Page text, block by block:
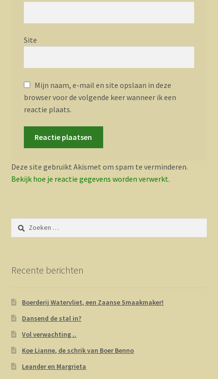
Site
Mijn naam, e-mail en site opslaan in deze
browser voor de volgende keer wanneer ik een
reactie plaats.
Deze site gebruikt Akismet om spam te verminderen.
Bekijk hoe je reactie gegevens worden verwerkt.
Zoeken
naar:
Recente berichten
Boerderij Watervliet, een Zaanse Smaakmaker!
Dansend de stal in?
Vol verwachting ..
Koe Lianne, de schrik van Boer Benno
Leander en Margrieta